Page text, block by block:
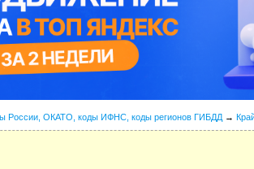
России, ОКАТО, коды ИФНС, коды регионов ГИБДД →